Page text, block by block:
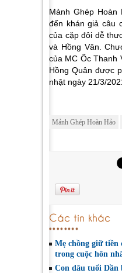
Mảnh Ghép
đến khán giả câu
của cặp đôi dễ
và Hồng Vân.
của MC Ốc Thanh
Hồng Quân được
nhật ngày 21/3/
Mảnh Ghép Hoàn Hảo
Các tin khác
Mẹ chồng giữ tiền
trong cuộc hôn
Con dâu tuổi Dần